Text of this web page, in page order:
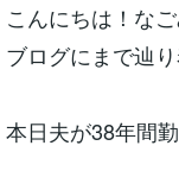
こんにちは！な
ブログにまで辿
本日夫が38年間